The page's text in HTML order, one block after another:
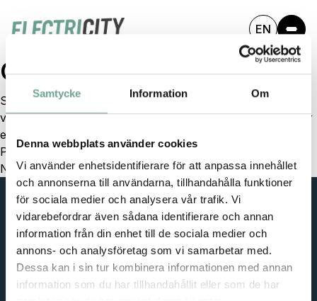
Samtycke Information Om
Denna webbplats använder cookies
Vi använder enhetsidentifierare för att anpassa innehållet
och annonserna till användarna, tillhandahålla funktioner
för sociala medier och analysera vår trafik. Vi
vidarebefordrar även sådana identifierare och annan
information från din enhet till de sociala medier och
annons- och analysföretag som vi samarbetar med.
Dessa kan i sin tur kombinera informationen med annan
information som du har tillhandahållit eller som de har
EN
Gruppupphandling
Som ett första steg kan ElectriCITY initiera
volymrabatterade gruppupphandlingar av laddpunkter för
elbilar.
Previous: Plattform
Next: Fossilfria transporter
ElectriCITY är ett medborgarinitiativ för att minska
städers klimatavtryck i samarbete med invånare,